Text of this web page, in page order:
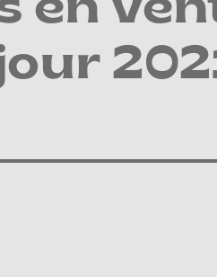
en